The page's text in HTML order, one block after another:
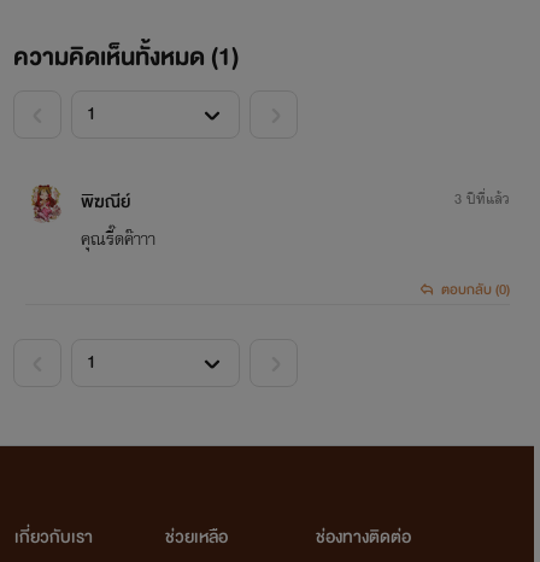
ความคิดเห็นทั้งหมด (1)
พิฆณีย์
คุณรี๊ดค๊าาา
3 ปีที่แล้ว
ตอบกลับ (0)
เกี่ยวกับเรา
ช่วยเหลือ
ช่องทางติดต่อ